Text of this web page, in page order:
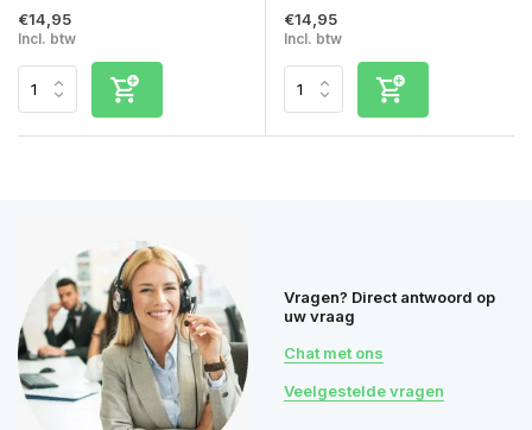
€14,95
Incl. btw
€14,95
Incl. btw
Vragen? Direct antwoord op
uw vraag
Chat met ons
Veelgestelde vragen